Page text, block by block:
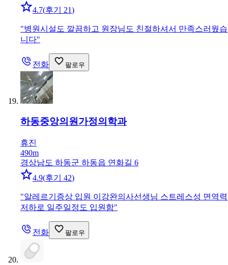
4.7(후기 21)
"병원시설도 깔끔하고 원장님도 친절하셔서 만족스러웠습
니다"
전화 팔로우
하동중앙의원가정의학과
휴진
490m
경상남도 하동군 하동읍 연화길 6
4.9(후기 42)
"알레르기증상 입원 이강완의사선생님 스트레스성 면역력
저하로 일주일정도 입원함"
전화 팔로우